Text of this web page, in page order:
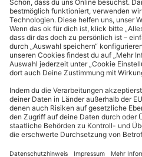
Cookie-Einstellungen
Kundeninformationen
ALDI Nord folgen